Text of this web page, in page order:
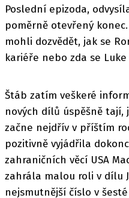
Poslední epizoda,
poměrně otevřený
mohli dozvědět, jak se
kariéře nebo zda se
Štáb zatím veškeré
nových dílů úspěšně tají,
začne nejdřív v příštím
pozitivně vyjádřila
zahraničních věcí USA
zahrála malou roli v dílu
nejsmutnější číslo v